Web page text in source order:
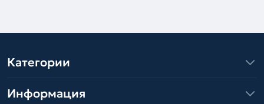
Категории
Информация